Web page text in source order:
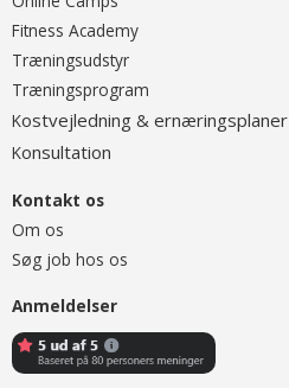
Fitness Academy
Træningsudstyr
Træningsprogram
Kostvejledning & ernæringsplaner
Konsultation
Kontakt os
Om os
Søg job hos os
Anmeldelser